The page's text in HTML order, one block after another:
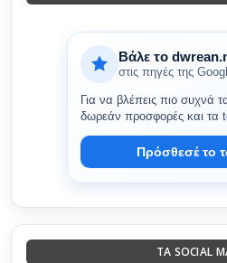
Βάλε το
στις πηγές της
Για να βλέπεις πιο συχνά
δωρεάν προσφορές και τα
Πρόσθεσέ το
ΤΑ SOCIAL